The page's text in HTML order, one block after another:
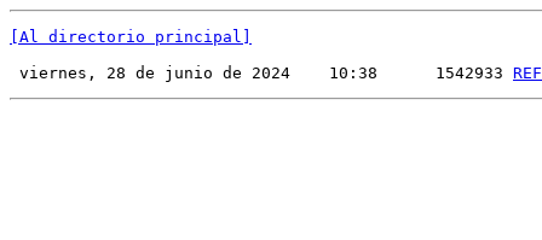
[Al directorio principal]
viernes, 28 de junio de 2024    10:38      1542933